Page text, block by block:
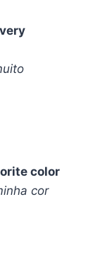
color
cor